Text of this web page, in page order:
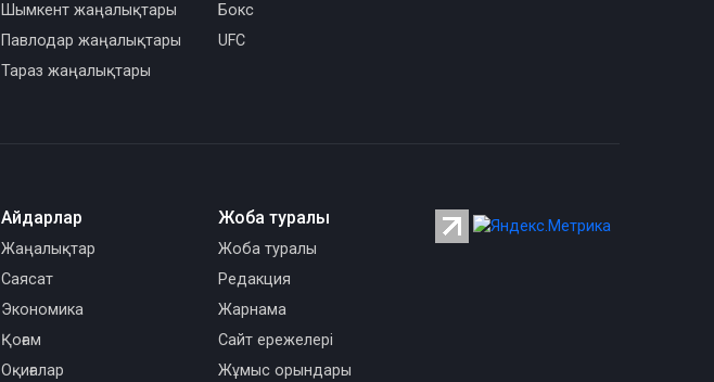
Шымкент жаңалықтары
Павлодар жаңалықтары
Тараз жаңалықтары
Бокс
UFC
Айдарлар
Жаңалықтар
Саясат
Экономика
Қоғам
Оқиғалар
Жоба туралы
Жоба туралы
Редакция
Жарнама
Сайт ережелері
Жұмыс орындары